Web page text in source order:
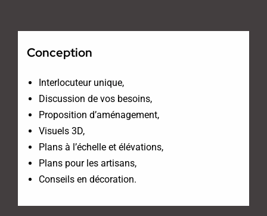
Conception
Interlocuteur unique,
Discussion de vos besoins,
Proposition d’aménagement,
Visuels 3D,
Plans à l’échelle et élévations,
Plans pour les artisans,
Conseils en décoration.